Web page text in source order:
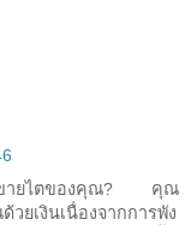
รขายไตของคุณ? คุณ
ยเงินเนื่องจากการพัง